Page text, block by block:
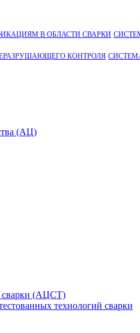
В ОБЛАСТИ СВАРКИ
КОНТРОЛЯ
(АЦ)
сварки (АЦСТ)
технологий сварки